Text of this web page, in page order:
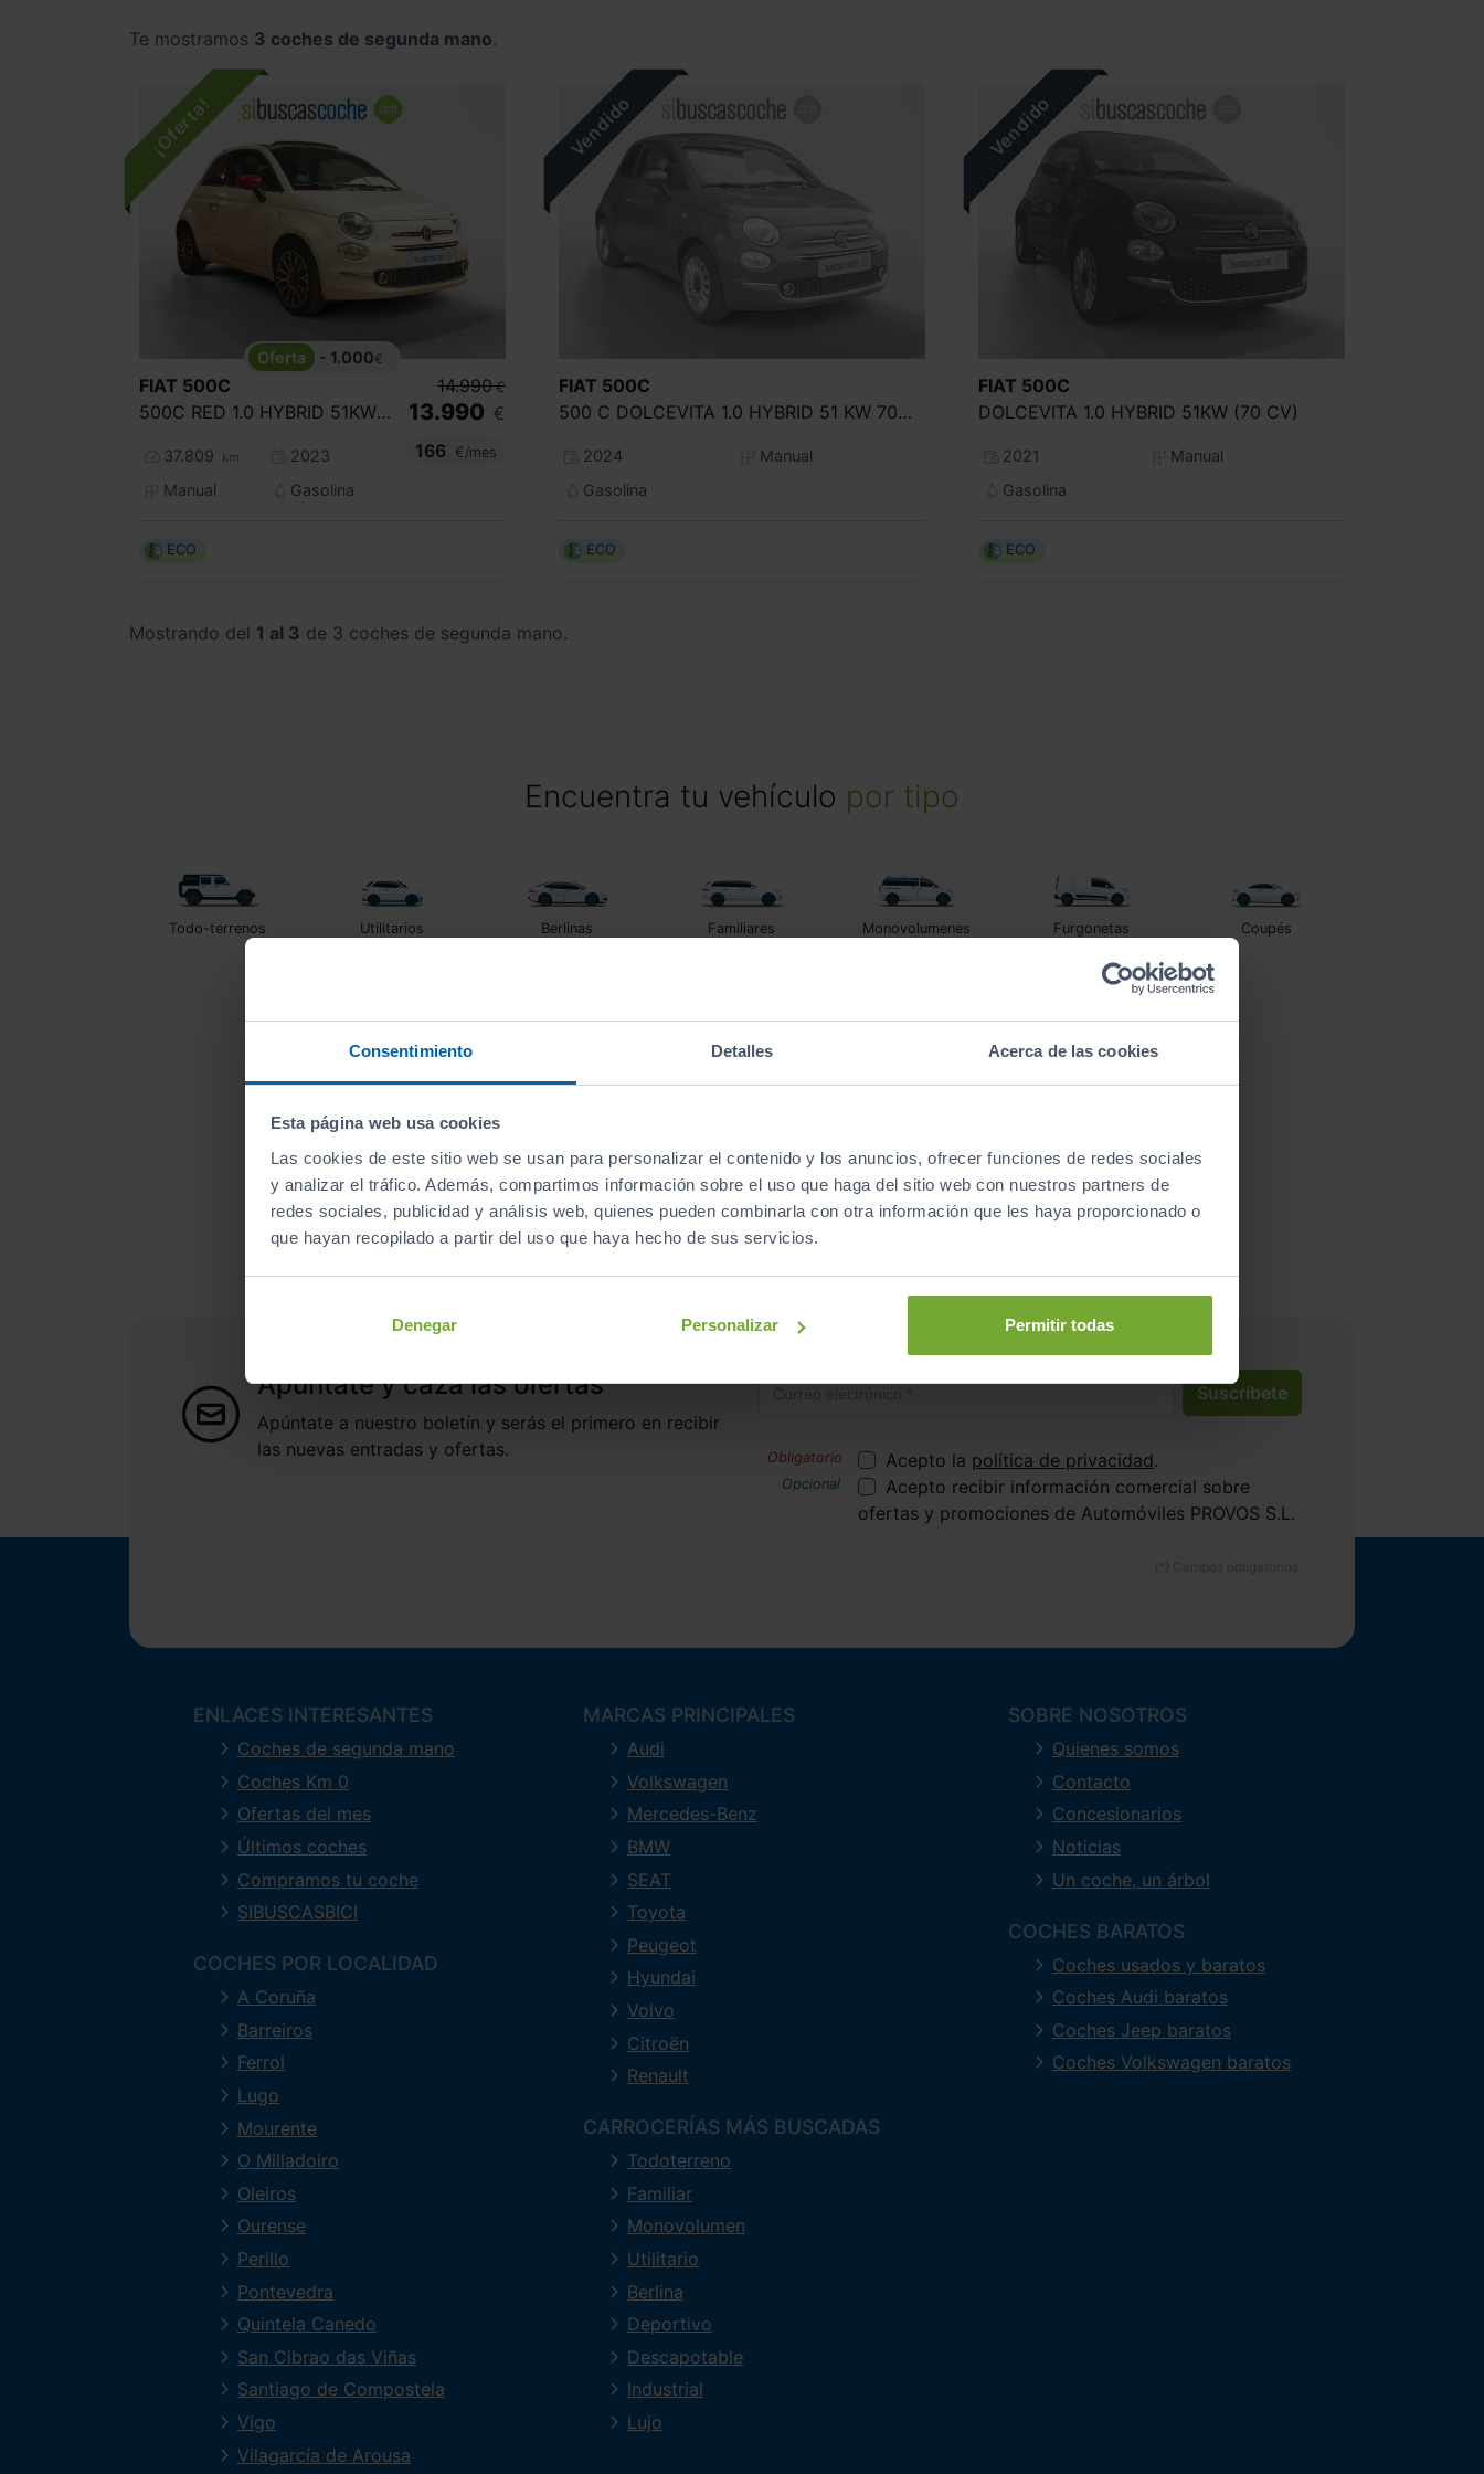
Consentimiento Detalles Acerca de las cookies
Esta página web usa cookies
Las cookies de este sitio web se usan para personalizar el contenido y los anuncios, ofrecer funciones de redes sociales
y analizar el tráfico. Además, compartimos información sobre el uso que haga del sitio web con nuestros partners de
redes sociales, publicidad y análisis web, quienes pueden combinarla con otra información que les haya proporcionado o
que hayan recopilado a partir del uso que haya hecho de sus servicios.
Denegar Personalizar Permitir todas
Te mostramos 3 coches de segunda mano.
- 1.000€
FIAT 500C
500C RED 1.0 HYBRID 51KW (70CV)
37.809 km
2023
Manual
Gasolina
14.990 €
13.990 €
166
€/mes
ECO
FIAT 500C
500 C DOLCEVITA 1.0 HYBRID 51 KW 70CV
2024
Manual
Gasolina
ECO
FIAT 500C
DOLCEVITA 1.0 HYBRID 51KW (70 CV)
2021
Manual
Gasolina
ECO
Mostrando del 1 al 3 de 3 coches de segunda mano.
Encuentra tu vehículo por tipo
Todo-terrenos Utilitarios Berlinas Familiares Monovolumenes Furgonetas Coupés
Descapotables Eléctrico automático
¿A qué esperas para unirte al club de Sibuscascoche?¡Ya somos más de 6.000 conductores satisfechos!
Apúntate y caza las ofertas
Apúntate a nuestro boletín y serás el primero en recibir
las nuevas entradas y ofertas.
Suscríbete
Acepto la política de privacidad.
Acepto recibir información comercial sobre
ofertas y promociones de Automóviles PROVOS S.L.
ENLACES INTERESANTES
Coches de segunda mano
Coches Km 0
Ofertas del mes
Últimos coches
Compramos tu coche
SIBUSCASBICI
COCHES POR LOCALIDAD
A Coruña
Barreiros
Ferrol
Lugo
Mourente
O Milladoiro
Oleiros
Ourense
Perillo
Pontevedra
Quintela Canedo
San Cibrao das Viñas
Santiago de Compostela
Vigo
Vilagarcía de Arousa
MARCAS PRINCIPALES
Audi
Volkswagen
Mercedes-Benz
BMW
SEAT
Toyota
Peugeot
Hyundai
Volvo
Citroën
Renault
CARROCERÍAS MÁS BUSCADAS
Todoterreno
Familiar
Monovolumen
Utilitario
Berlina
Deportivo
Descapotable
Industrial
Lujo
SOBRE NOSOTROS
Quienes somos
Contacto
Concesionarios
Noticias
Un coche, un árbol
COCHES BARATOS
Coches usados y baratos
Coches Audi baratos
Coches Jeep baratos
Coches Volkswagen baratos